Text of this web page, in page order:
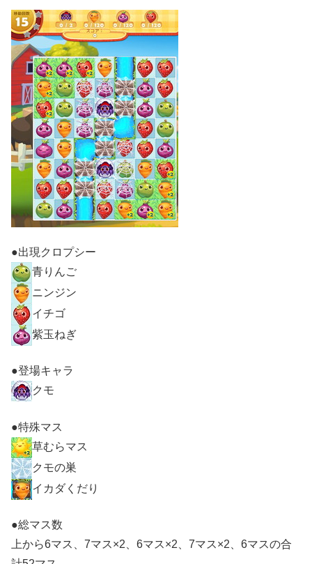
●出現クロプシー
青りんご
ニンジン
イチゴ
紫玉ねぎ
●登場キャラ
クモ
●特殊マス
草むらマス
クモの巣
イカダくだり
●総マス数
上から6マス、7マス×2、6マス×2、7マス×2、6マスの合